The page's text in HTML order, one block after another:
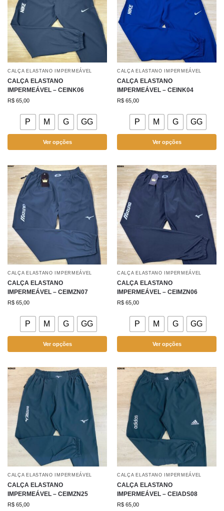
CALÇA ELASTANO IMPERMEÁVEL
CALÇA ELASTANO
IMPERMEÁVEL – CEINK06
R$ 65,00
P M G GG
Ver opções
CALÇA ELASTANO IMPERMEÁVEL
CALÇA ELASTANO
IMPERMEÁVEL – CEINK04
R$ 65,00
P M G GG
Ver opções
CALÇA ELASTANO IMPERMEÁVEL
CALÇA ELASTANO
IMPERMEÁVEL – CEIMZN07
R$ 65,00
P M G GG
Ver opções
CALÇA ELASTANO IMPERMEÁVEL
CALÇA ELASTANO
IMPERMEÁVEL – CEIMZN06
R$ 65,00
P M G GG
Ver opções
CALÇA ELASTANO IMPERMEÁVEL
CALÇA ELASTANO
IMPERMEÁVEL – CEIMZN25
R$ 65,00
CALÇA ELASTANO IMPERMEÁVEL
CALÇA ELASTANO
IMPERMEÁVEL – CEIADS08
R$ 65,00